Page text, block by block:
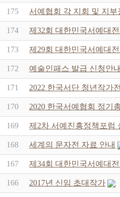
175 서예협회 각 지회 및 지부
174 제32회 대한민국서예대
173 제29회 대한민국서예대
172 예술인패스 발급 신청안내
171 2022 한국서단 청년작가전
170 2020 한국서예협회 정기
169 제2차 서예진흥정책포럼
168 세계의 문자전 자료 안내
167 제34회 대한민국서예대
166 2017년 신임 초대작가